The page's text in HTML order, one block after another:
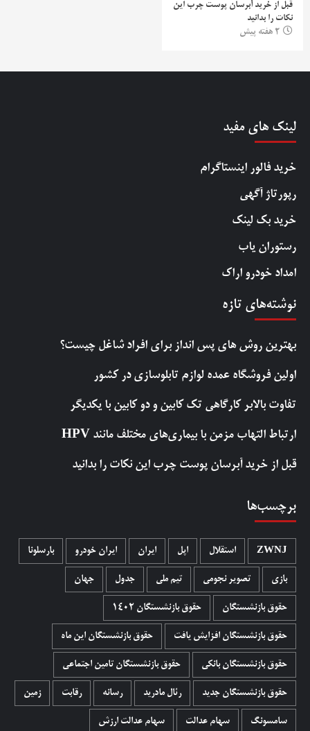
قبل از خرید آبرسان پوست چرب این
نکات را بدانید
2 هفته پیش
لینک های مفید
خرید فالور اینستاگرام
رپورتاژ آگهی
خرید بک لینک
رستوران یاب
امداد خودرو اراک
نوشته‌های تازه
بهترین روش‌ های پس‌ انداز برای افراد شاغل چیست؟
اولین فروشگاه عمده لوازم تابلوسازی در کشور
تفاوت بالابر کارگاهی تک کابین و دو کابین با یکدیگر
ارتباط التهاب مزمن با بیماری‌های مختلف مانند HPV
قبل از خرید آبرسان پوست چرب این نکات را بدانید
برچسب‌ها
ZWNJ استقلال اپل ایران ایران خودرو بارسلونا
بازی تصویر نجومی تیم ملی جدول جهان
حقوق بازنشستگان حقوق بازنشستگان 1402
حقوق بازنشستگان افزایش یافت حقوق بازنشستگان این ماه
حقوق بازنشستگان بانکی حقوق بازنشستگان تامین اجتماعی
حقوق بازنشستگان جدید رئال مادرید رسانه رقابت زمین
سامسونگ سهام عدالت سهام عدالت ارزش